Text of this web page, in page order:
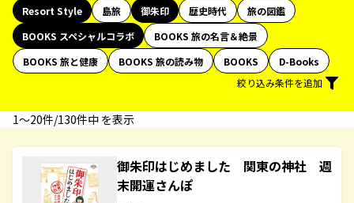
Resort Style
島旅 御朱印 歴史時代
旅の図鑑
BOOKS スペシャルコラボ
BOOKS 旅の名言＆絶景
BOOKS 旅と健康
BOOKS 旅の読み物 BOOKS
D-Books
絞り込み条件を追加
1〜20件/130件中 を表示
御朱印はじめました 関東の神社 週
末開運さんぽ